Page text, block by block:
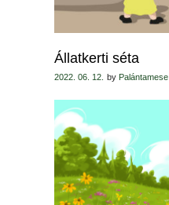
Állatkerti séta
2022. 06. 12. by Palántamese